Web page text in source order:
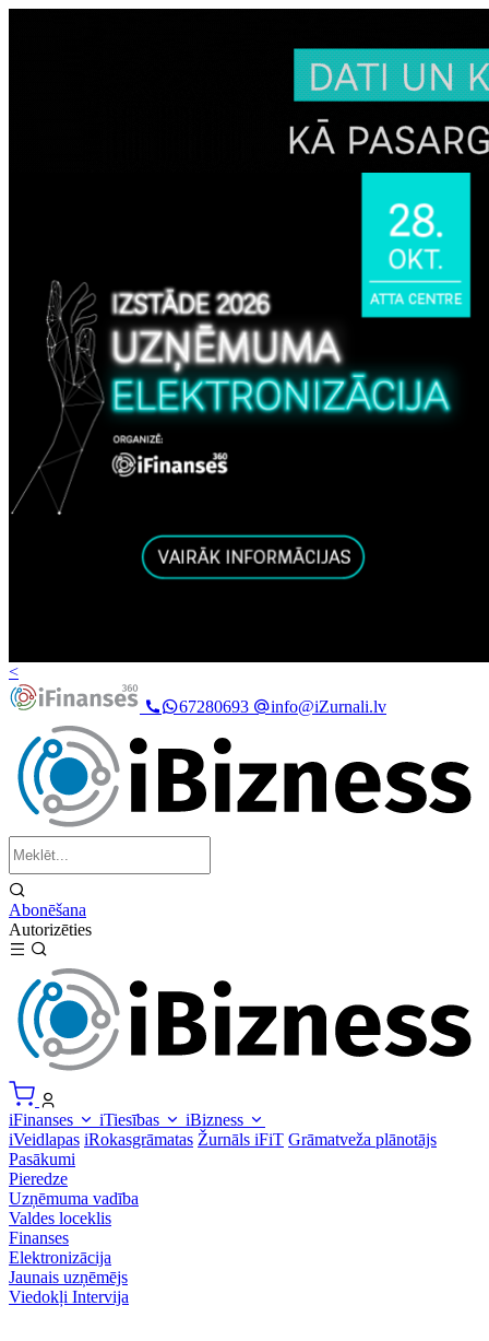
<
67280693
info@iZurnali.lv
Abonēšana
Autorizēties
iFinanses iTiesības
iBizness
iVeidlapas iRokasgrāmatas Žurnāls iFiT Grāmatveža plānotājs
Pasākumi
Pieredze
Uzņēmuma vadība
Valdes loceklis
Finanses
Elektronizācija
Jaunais uzņēmējs
Viedokļi Intervija